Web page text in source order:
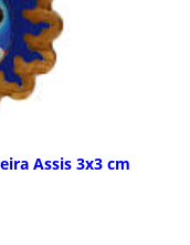
Assis 3x3 cm